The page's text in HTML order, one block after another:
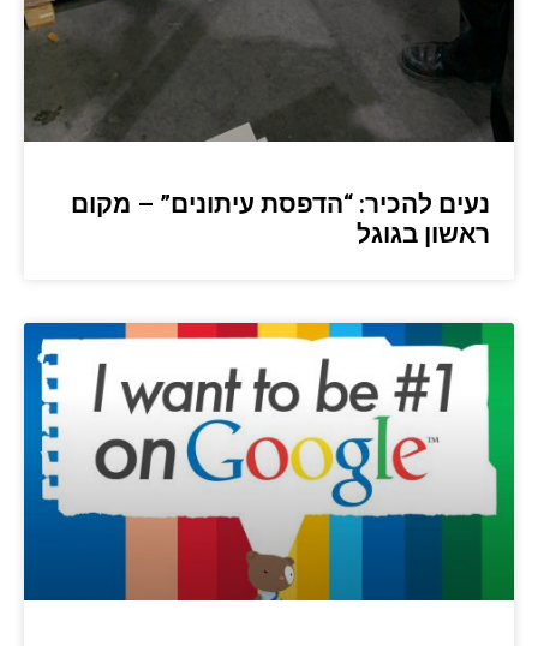
נעים להכיר: “הדפסת עיתונים” – מקום
ראשון בגוגל